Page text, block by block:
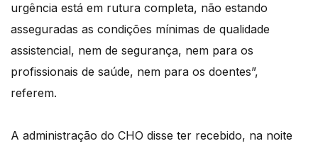
urgência está em rutura completa, não estando
asseguradas as condições mínimas de qualidade
assistencial, nem de segurança, nem para os
profissionais de saúde, nem para os doentes”,
referem.
A administração do CHO disse ter recebido, na noite